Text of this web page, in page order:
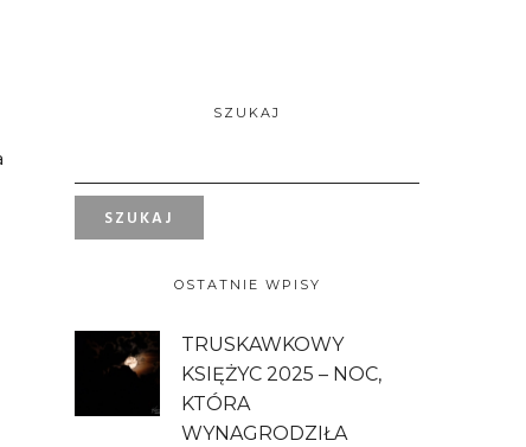
SZUKAJ
OSTATNIE WPISY
TRUSKAWKOWY
KSIĘŻYC 2025 – NOC,
KTÓRA
WYNAGRODZIŁA